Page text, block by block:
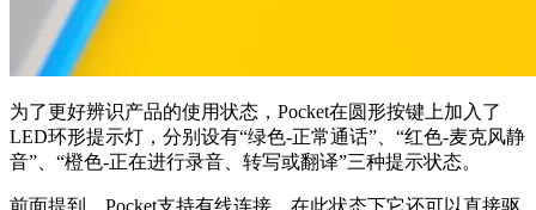
为了更好辨识产品的使用状态，Pocket在圆形按键上加入了
LED环形提示灯，分别设有“绿色-正常通话”、“红色-麦克风静
音”、“橙色-正在进行录音、转写或翻译”三种提示状态。
前面提到，Pocket支持有线连接，在此状态下它还可以直接驱